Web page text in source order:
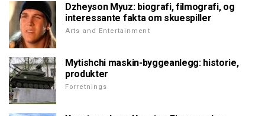
Dzheyson Myuz: biografi, filmografi, og
interessante fakta om skuespiller
Arts and Entertainment
Mytishchi maskin-byggeanlegg: historie,
produkter
Forretnings